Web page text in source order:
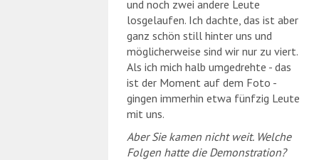
und noch zwei andere Leute
losgelaufen. Ich dachte, das ist aber
ganz schön still hinter uns und
möglicherweise sind wir nur zu viert.
Als ich mich halb umgedrehte - das
ist der Moment auf dem Foto -
gingen immerhin etwa fünfzig Leute
mit uns.
Aber Sie kamen nicht weit. Welche
Folgen hatte die Demonstration?